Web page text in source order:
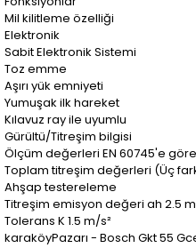
Mil kilitleme özelliği
Elektronik
Sabit Elektronik Sistemi
Toz emme
Aşırı yük emniyeti
Yumuşak ilk hareket
Kılavuz ray ile uyumlu
Gürültü/Titreşim bilgisi
Ölçüm değerleri EN 60745'e
Toplam titreşim değerleri (Üç
Ahşap testereleme
Titreşim emisyon değeri ah 2.5
Tolerans K 1.5 m/s²
karaköyPazarı - Bosch Gkt 55